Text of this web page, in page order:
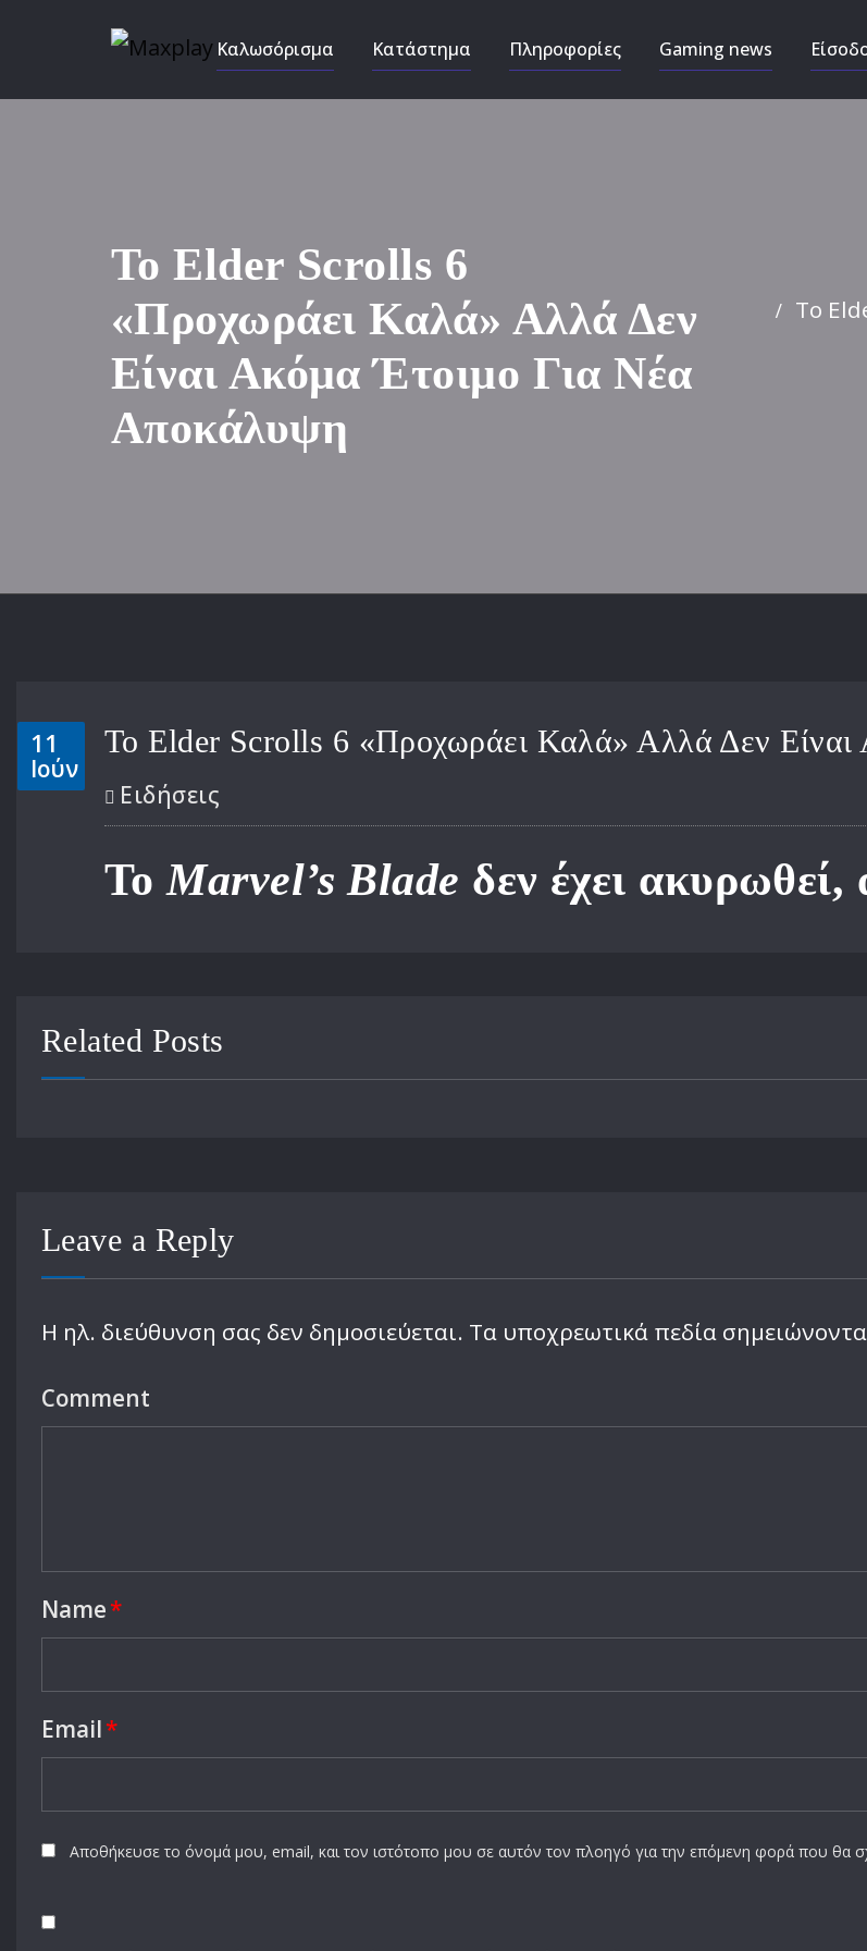
Καλωσόρισμα Κατάστημα Πληροφορίες Gaming news
Το Elder Scrolls 6
«Προχωράει Καλά» Αλλά Δεν
Είναι Ακόμα Έτοιμο Για Νέα
Αποκάλυψη
Το
11
Ιούν
Το Elder Scrolls 6 «Προχωράει Καλά» Αλλά Δεν
Ειδήσεις
ΤοMarvel’s Blade δεν έχει ακυρωθεί,
Related Posts
Leave a Reply
Η ηλ. διεύθυνση σας δεν δημοσιεύεται. Τα υποχρεωτικά πεδία
Comment
Name*
Email*
Αποθήκευσε το όνομά μου, email, και τον ιστότοπο μου σε αυτόν τον πλοηγό για την επόμενη φορά που θα